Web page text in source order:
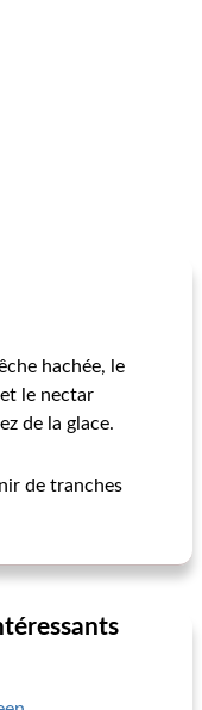
hachée, le
le nectar
de la glace.
de tranches